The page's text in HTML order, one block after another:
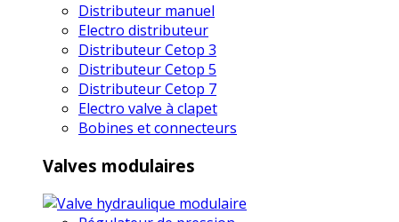
Distributeur manuel
Electro distributeur
Distributeur Cetop 3
Distributeur Cetop 5
Distributeur Cetop 7
Electro valve à clapet
Bobines et connecteurs
Valves modulaires